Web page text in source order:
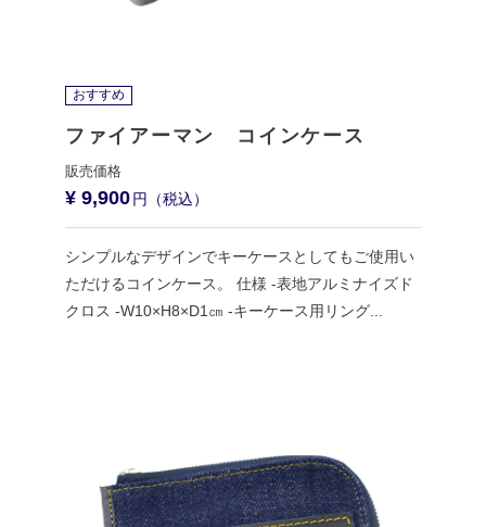
おすすめ
ファイアーマン コインケース
¥ 9,900
シンプルなデザインでキーケースとしてもご使用い
ただけるコインケース。 仕様 -表地アルミナイズド
クロス -W10×H8×D1㎝ -キーケース用リング...